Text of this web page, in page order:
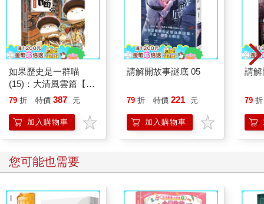
如果歷史是一群喵
(15)：大清風雲篇【萌
貓漫畫學歷史】
79 折 特價 387 元
加入購物車
請解開故事謎底 05
79 折 特價 221 元
加入購物車
請解
79 折
您可能也需要